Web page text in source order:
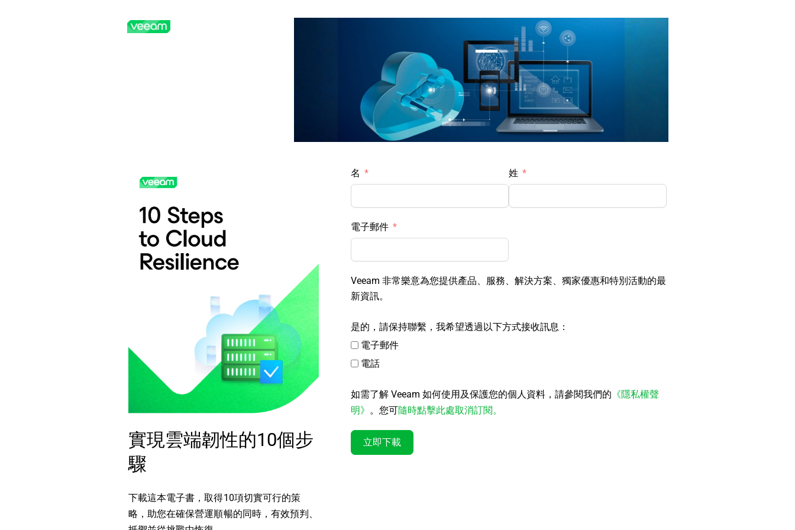
實現雲端韌性的10個步
驟
下載這本電子書，取得10項切實可行的策
略，助您在確保營運順暢的同時，有效預判、
名 姓
電子郵件
Veeam 非常樂意為您提供產品、服務、解決方案、獨家優惠和特別活動的最
新資訊。
是的，請保持聯繫，我希望透過以下方式接收訊息：
電子郵件
電話
如需了解 Veeam 如何使用及保護您的個人資料，請參閱我們的 《隱私權聲
明》 。您可隨時點擊此處取消訂閱。
立即下載